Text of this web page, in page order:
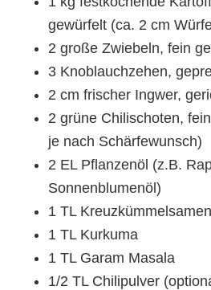
gewürfelt (ca. 2 cm
2 große Zwiebeln, fein
3 Knoblauchzehen,
2 cm frischer Ingwer,
2 grüne Chilischoten,
je nach Schärfewunsch)
2 EL Pflanzenöl (z.B.
Sonnenblumenöl)
1 TL Kreuzkümmelsamen
1 TL Kurkuma
1 TL Garam Masala
1/2 TL Chilipulver